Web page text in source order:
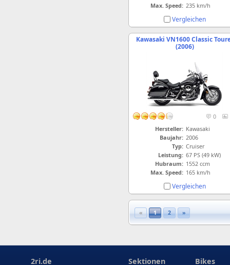
Max. Speed: 235 km/h
Vergleichen
Kawasaki VN1600 Classic
(2006)
0
Hersteller: Kawasaki
Baujahr: 2006
Typ: Cruiser
Leistung: 67 PS (49 kW)
Hubraum: 1552 ccm
Max. Speed: 165 km/h
Vergleichen
« 1 2 »
2ri.de Sektionen Bikes